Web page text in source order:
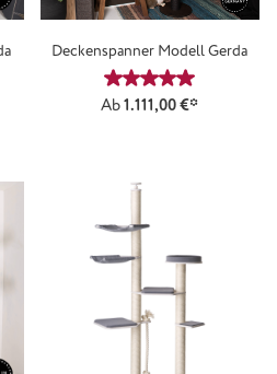
Bewertung von 4.9 von 5 Sternen
Deckenspanner Modell Gerda
Durchschnittliche
Ab1.111,00 €*